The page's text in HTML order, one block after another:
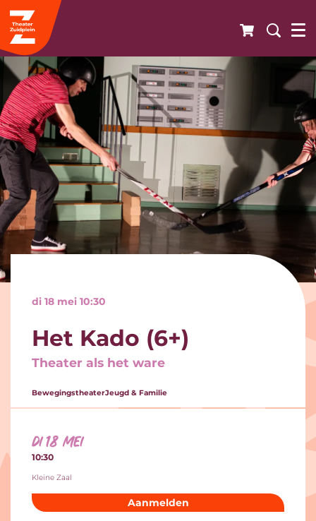
Het Kado (6+)
Theater als het ware
di 18 mei 10:30
BewegingstheaterJeugd & Familie
di 18 mei
10:30
Kleine Zaal
Aanmelden